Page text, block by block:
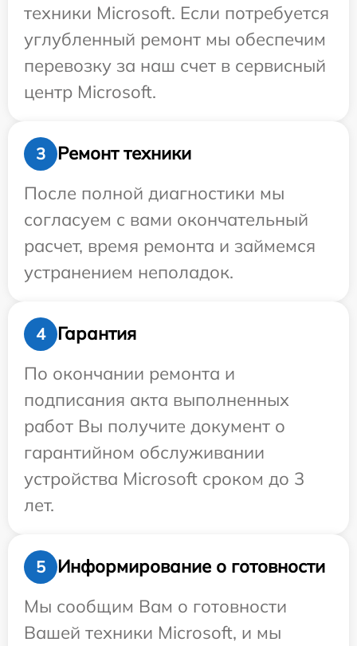
техники Microsoft. Если потребуется
углубленный ремонт мы обеспечим
перевозку за наш счет в сервисный
центр Microsoft.
3
Ремонт техники
После полной диагностики мы
согласуем с вами окончательный
расчет, время ремонта и займемся
устранением неполадок.
4
Гарантия
По окончании ремонта и
подписания акта выполненных
работ Вы получите документ о
гарантийном обслуживании
устройства Microsoft сроком до 3
лет.
5
Информирование о готовности
Мы сообщим Вам о готовности
Вашей техники Microsoft, и мы